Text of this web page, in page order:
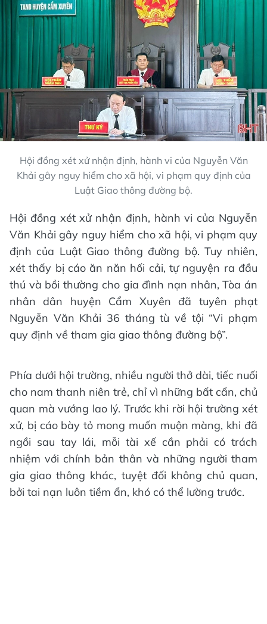
Hội đồng xét xử nhận định, hành vi của Nguyễn Văn
Khải gây nguy hiểm cho xã hội, vi phạm quy định của
Luật Giao thông đường bộ.
Hội đồng xét xử nhận định, hành vi của Nguyễn
Văn Khải gây nguy hiểm cho xã hội, vi phạm quy
định của Luật Giao thông đường bộ. Tuy nhiên,
xét thấy bị cáo ăn năn hối cải, tự nguyện ra đầu
thú và bồi thường cho gia đình nạn nhân, Tòa án
nhân dân huyện Cẩm Xuyên đã tuyên phạt
Nguyễn Văn Khải 36 tháng tù về tội “Vi phạm
quy định về tham gia giao thông đường bộ”.
Phía dưới hội trường, nhiều người thở dài, tiếc nuối
cho nam thanh niên trẻ, chỉ vì những bất cẩn, chủ
quan mà vướng lao lý. Trước khi rời hội trường xét
xử, bị cáo bày tỏ mong muốn muộn màng, khi đã
ngồi sau tay lái, mỗi tài xế cần phải có trách
nhiệm với chính bản thân và những người tham
gia giao thông khác, tuyệt đối không chủ quan,
bởi tai nạn luôn tiềm ẩn, khó có thể lường trước.